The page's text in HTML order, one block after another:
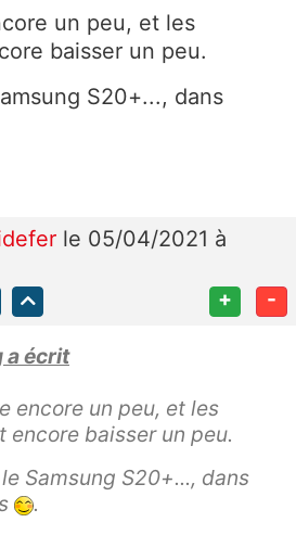
un peu, et les
baisser un peu.
S20+..., dans
le 05/04/2021 à
+ -
a écrit
encore un peu, et les
encore baisser un peu.
Samsung S20+..., dans
.